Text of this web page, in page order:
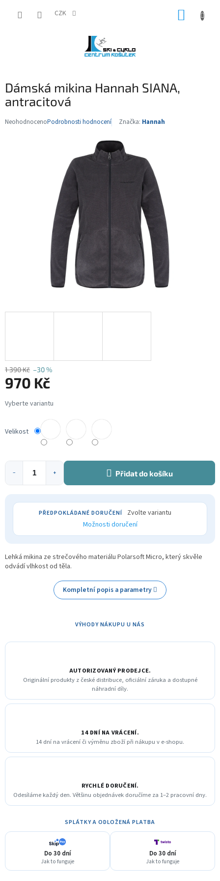
CZK
Dámská mikina Hannah SIANA,
antracitová
Průměrné
NeohodnocenoPodrobnosti hodnocení Značka: Hannah
1 390 Kč –30 %
970 Kč
Měrná
cena:
Velikost
+
− Přidat do košíku
Zvolte variantu
Možnosti doručení
Lehká mikina ze strečového materiálu Polarsoft Micro, který skvěle
odvádí vlhkost od těla.
Kompletní popis a parametry
VÝHODY NÁKUPU U NÁS
AUTORIZOVANÝ PRODEJCE.
Originální produkty z české distribuce, oficiální záruka a dostupné
náhradní díly.
14 DNÍ NA VRÁCENÍ.
14 dní na vrácení či výměnu zboží při nákupu v e-shopu.
RYCHLÉ DORUČENÍ.
Odesíláme každý den. Většinu objednávek doručíme za 1–2 pracovní dny.
SPLÁTKY A ODLOŽENÁ PLATBA
Do 30 dní
Jak to funguje
Do 30 dní
Jak to funguje